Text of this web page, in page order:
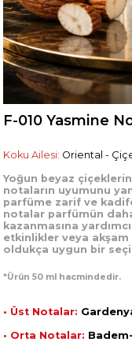
F-010 Yasmine
Koku Ailesi: Oriental -
Yoğun beyaz
notaların uyumunu
parfüme zarif ve
notalar parfümün
kazanmasına
etkinlikler veya
oldukça uygun bir
*Ürün 50 ml hacmindedir.
• Üst Notalar:
• Orta Notalar: